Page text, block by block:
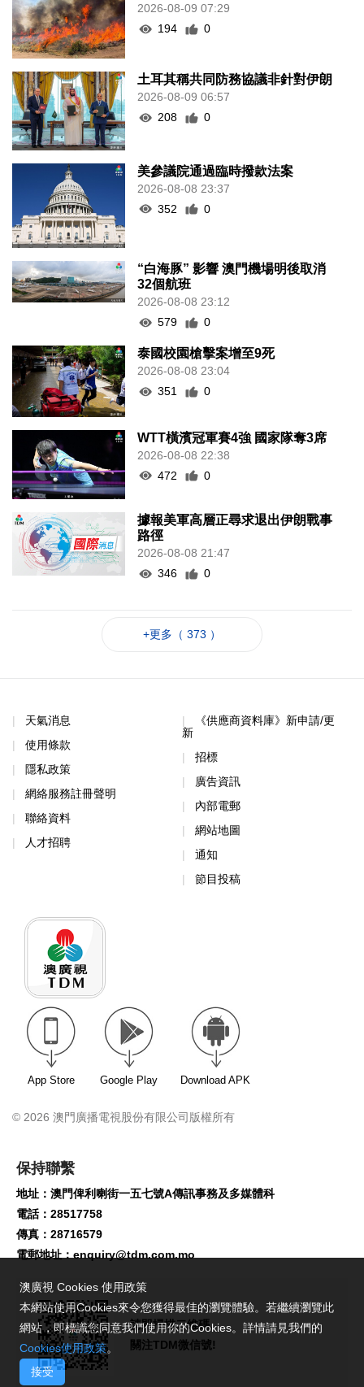
2026-08-09 07:29
194
0
土耳其稱共同防務協議非針對伊朗
2026-08-09 06:57
208
0
美參議院通過臨時撥款法案
2026-08-08 23:37
352
0
“白海豚” 影響 澳門機場明後取消
32個航班
2026-08-08 23:12
579
0
泰國校園槍擊案增至9死
2026-08-08 23:04
351
0
WTT橫濱冠軍賽4強 國家隊奪3席
2026-08-08 22:38
472
0
據報美軍高層正尋求退出伊朗戰事
路徑
2026-08-08 21:47
346
0
+更多（ 373 ）
天氣消息
使用條款
隱私政策
網絡服務註冊聲明
聯絡資料
人才招聘
《供應商資料庫》新申請/更
新
招標
廣告資訊
內部電郵
網站地圖
通知
節目投稿
App Store Google Play Download APK
© 2026 澳門廣播電視股份有限公司版權所有
保持聯繫
地址：澳門俾利喇街一五七號A傳訊事務及多媒體科
電話：28517758
傳真：28716579
電郵地址： enquiry@tdm.com.mo
請即掃描二維碼,
關注TDM微信號!
澳廣視 Cookies 使用政策
本網站使用Cookies來令您獲得最佳的瀏覽體驗。若繼續瀏覽此
網站，即標識您同意我們使用你的Cookies。詳情請見我們的
Cookies使用政策。
接受